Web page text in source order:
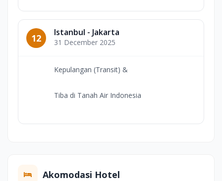
12 Istanbul - Jakarta
31 December 2025
Kepulangan (Transit) &
Tiba di Tanah Air Indonesia
Akomodasi Hotel